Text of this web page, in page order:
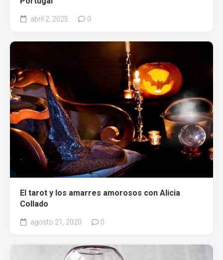
abril 2, 2025 0
El tarot y los amarres amorosos con Alicia
Collado
agosto 21, 2020 0